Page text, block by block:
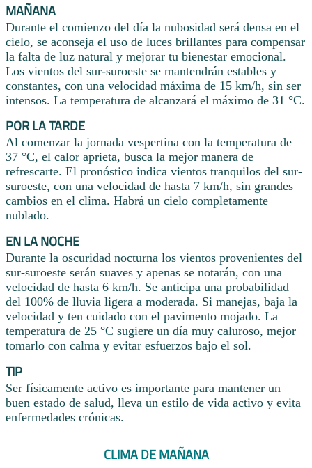
MAÑANA
Durante el comienzo del día la nubosidad será densa en el
cielo, se aconseja el uso de luces brillantes para compensar
la falta de luz natural y mejorar tu bienestar emocional.
Los vientos del sur-suroeste se mantendrán estables y
constantes, con una velocidad máxima de 15 km/h, sin ser
intensos. La temperatura de alcanzará el máximo de 31 °C.
POR LA TARDE
Al comenzar la jornada vespertina con la temperatura de
37 °C, el calor aprieta, busca la mejor manera de
refrescarte. El pronóstico indica vientos tranquilos del sur-
suroeste, con una velocidad de hasta 7 km/h, sin grandes
cambios en el clima. Habrá un cielo completamente
nublado.
EN LA NOCHE
Durante la oscuridad nocturna los vientos provenientes del
sur-suroeste serán suaves y apenas se notarán, con una
velocidad de hasta 6 km/h. Se anticipa una probabilidad
del 100% de lluvia ligera a moderada. Si manejas, baja la
velocidad y ten cuidado con el pavimento mojado. La
temperatura de 25 °C sugiere un día muy caluroso, mejor
tomarlo con calma y evitar esfuerzos bajo el sol.
TIP
Ser físicamente activo es importante para mantener un
buen estado de salud, lleva un estilo de vida activo y evita
enfermedades crónicas.
CLIMA DE MAÑANA